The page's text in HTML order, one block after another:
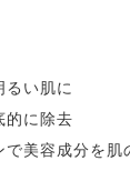
るい肌に
的に除去
美容成分を肌